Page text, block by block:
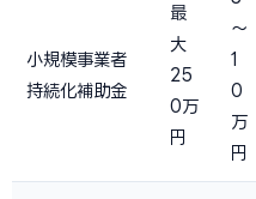
小規模事業者
持続化補助金
最
大
25
0万
円
〜
1
0
万
円